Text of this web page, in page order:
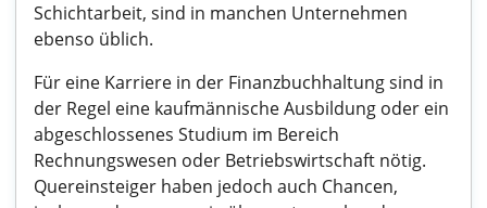
Schichtarbeit, sind in manchen Unternehmen
ebenso üblich.
Für eine Karriere in der Finanzbuchhaltung sind in
der Regel eine kaufmännische Ausbildung oder ein
abgeschlossenes Studium im Bereich
Rechnungswesen oder Betriebswirtschaft nötig.
Quereinsteiger haben jedoch auch Chancen,